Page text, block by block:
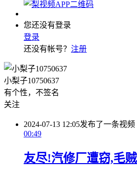
您还没有登录
登录
还没有帐号？ 注册
小梨子10750637
有个性，不签名
关注
2024-07-13 12:05发布了一条视频
00:49
友尽!汽修厂遭窃,毛